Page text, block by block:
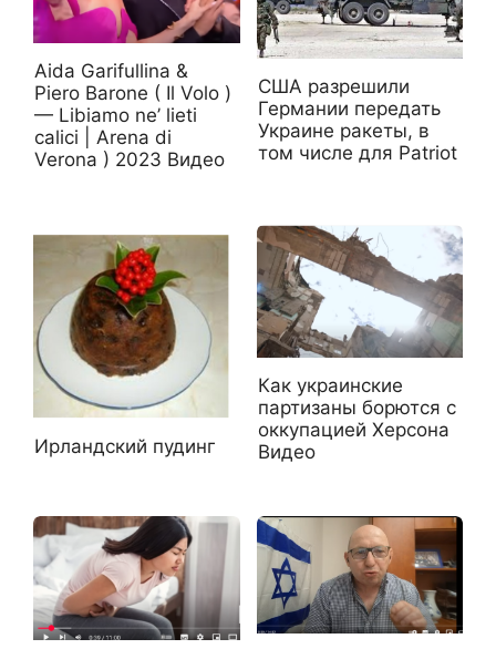
Aida Garifullina &
Piero Barone ( Il Volo )
— Libiamo ne’ lieti
calici | Arena di
Verona ) 2023 Видео
США разрешили
Германии передать
Украине ракеты, в
том числе для Patriot
Ирландский пудинг
Как украинские
партизаны борются с
оккупацией Херсона
Видео